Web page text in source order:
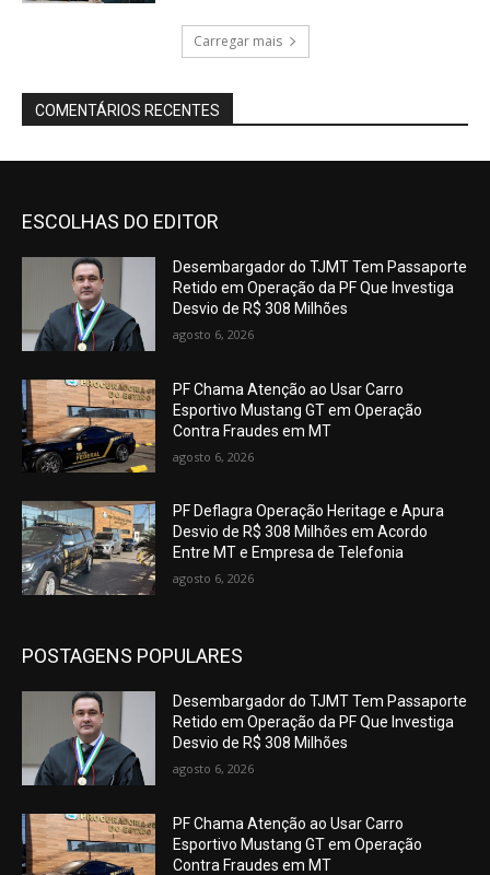
Carregar mais
COMENTÁRIOS RECENTES
ESCOLHAS DO EDITOR
Desembargador do TJMT Tem Passaporte
Retido em Operação da PF Que Investiga
Desvio de R$ 308 Milhões
agosto 6, 2026
PF Chama Atenção ao Usar Carro
Esportivo Mustang GT em Operação
Contra Fraudes em MT
agosto 6, 2026
PF Deflagra Operação Heritage e Apura
Desvio de R$ 308 Milhões em Acordo
Entre MT e Empresa de Telefonia
agosto 6, 2026
POSTAGENS POPULARES
Desembargador do TJMT Tem Passaporte
Retido em Operação da PF Que Investiga
Desvio de R$ 308 Milhões
agosto 6, 2026
PF Chama Atenção ao Usar Carro
Esportivo Mustang GT em Operação
Contra Fraudes em MT